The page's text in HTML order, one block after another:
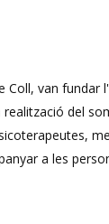
van fundar
del
a les